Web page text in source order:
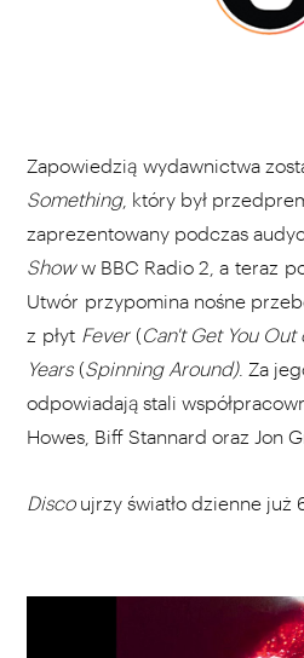
Zapowiedzią wydawnictwa
Something, który był
zaprezentowany podczas
Showw BBC Radio 2, a teraz
Utwór przypomina nośne
z płyt Fever (Can't Get You Out
Years (Spinning Around). Za
odpowiadają stali
Howes, Biff Stannard oraz Jon
Discoujrzy światło dzienne już